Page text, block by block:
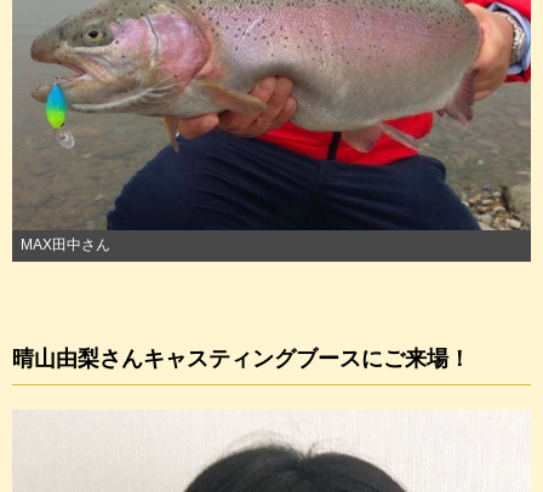
MAX田中さん
晴山由梨さんキャスティングブースにご来場！